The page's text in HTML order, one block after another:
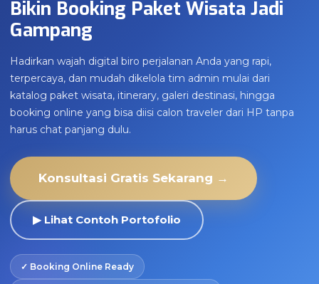
Bikin Booking Paket Wisata Jadi
Gampang
Hadirkan wajah digital biro perjalanan Anda yang rapi,
terpercaya, dan mudah dikelola tim admin mulai dari
katalog paket wisata, itinerary, galeri destinasi, hingga
booking online yang bisa diisi calon traveler dari HP tanpa
harus chat panjang dulu.
Konsultasi Gratis Sekarang →
▶ Lihat Contoh Portofolio
✓ Booking Online Ready